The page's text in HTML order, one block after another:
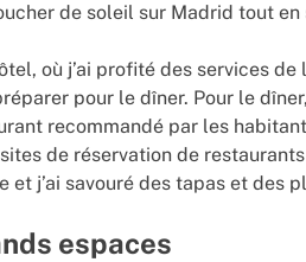
de soleil sur Madrid tout en
où j’ai profité des services
pour le dîner. Pour le
recommandé par les
de réservation de
et j’ai savouré des tapas et des
espaces